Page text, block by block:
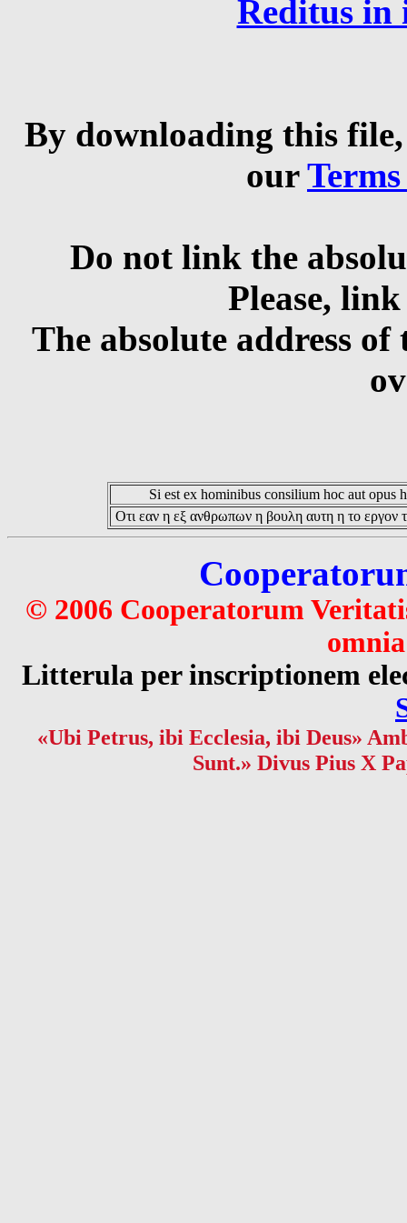
Reditus in
By downloading this
our
Do not link the
Please,
The absolute address
Si est ex hominibus consilium hoc aut opus
Οτι εαν η εξ ανθρωπων η βουλη αυτη η το εργον
© 2006 Cooperatorum
Litterula per inscriptionem
«Ubi Petrus, ibi Ecclesia, ibi Deus»
Sunt.» Divus Pius X